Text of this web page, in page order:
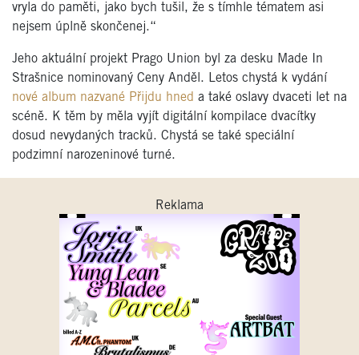
vryla do paměti, jako bych tušil, že s tímhle tématem asi
nejsem úplně skončenej.“
Jeho aktuální projekt Prago Union byl za desku Made In
Strašnice nominovaný Ceny Anděl. Letos chystá k vydání
nové album nazvané Přijdu hned a také oslavy dvaceti let na
scéně. K těm by měla vyjít digitální kompilace dvacítky
dosud nevydaných tracků. Chystá se také speciální
podzimní narozeninové turné.
Reklama